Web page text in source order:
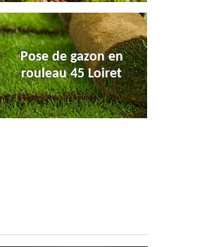
Pose de gazon en
rouleau 45 Loiret